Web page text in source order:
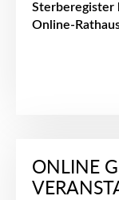
Sterberegister
Online-
ONLINE